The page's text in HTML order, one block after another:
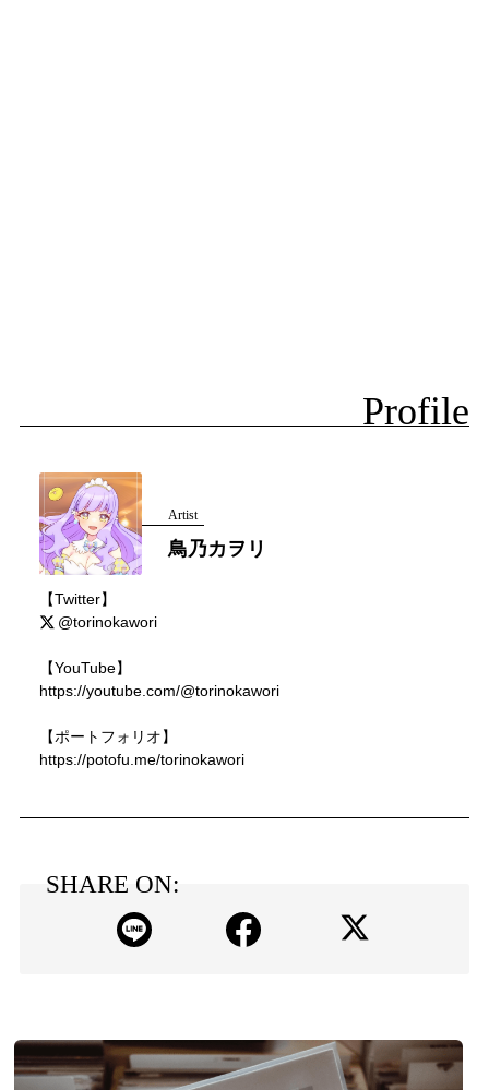
Profile
Artist
鳥乃カヲリ
【Twitter】
@torinokawori
【YouTube】
https://youtube.com/@torinokawori
【ポートフォリオ】
https://potofu.me/torinokawori
SHARE ON: